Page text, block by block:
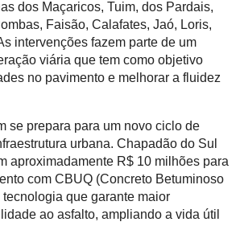
dos Maçaricos, Tuim, dos Pardais,
Faisão, Calafates, Jaó, Loris,
intervenções fazem parte de um
viária que tem como objetivo
no pavimento e melhorar a fluidez
se prepara para um novo ciclo de
urbana. Chapadão do Sul
aproximadamente R$ 10 milhões para
com CBUQ (Concreto Betuminoso
que garante maior
ao asfalto, ampliando a vida útil